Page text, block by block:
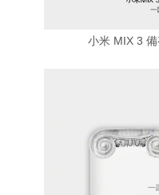
小米 MIX 3